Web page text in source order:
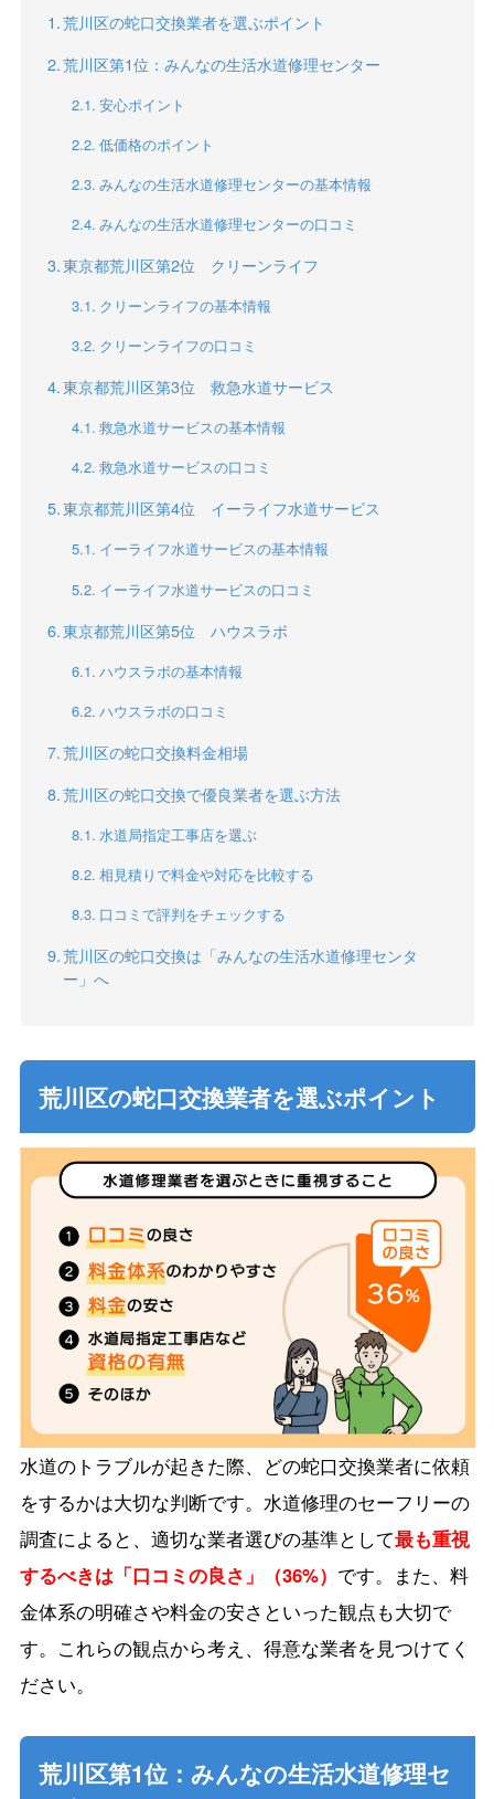
荒川区の蛇口交換業者を選ぶポイント
荒川区第1位：みんなの生活水道修理センター
安心ポイント
低価格のポイント
みんなの生活水道修理センターの基本情報
みんなの生活水道修理センターの口コミ
東京都荒川区第2位 クリーンライフ
クリーンライフの基本情報
クリーンライフの口コミ
東京都荒川区第3位 救急水道サービス
救急水道サービスの基本情報
救急水道サービスの口コミ
東京都荒川区第4位 イーライフ水道サービス
イーライフ水道サービスの基本情報
イーライフ水道サービスの口コミ
東京都荒川区第5位 ハウスラボ
ハウスラボの基本情報
ハウスラボの口コミ
荒川区の蛇口交換料金相場
荒川区の蛇口交換で優良業者を選ぶ方法
水道局指定工事店を選ぶ
相見積りで料金や対応を比較する
口コミで評判をチェックする
荒川区の蛇口交換は「みんなの生活水道修理センタ
ー」へ
荒川区の蛇口交換業者を選ぶポイント
水道のトラブルが起きた際、どの蛇口交換業者に依頼
をするかは大切な判断です。水道修理のセーフリーの
調査によると、適切な業者選びの基準として最も重視
するべきは「口コミの良さ」（36%） です。また、料
金体系の明確さや料金の安さといった観点も大切で
す。これらの観点から考え、得意な業者を見つけてく
ださい。
荒川区第1位：みんなの生活水道修理セ